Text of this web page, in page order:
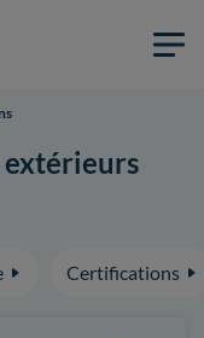
Certifications